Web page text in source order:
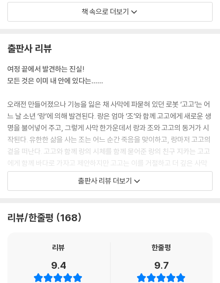
랑의 말에 나는 마음이 없다고 대답했고, 랑은 아니라고 고개를 저었다.
‘마음은 목적이야. 네 목적에 가장 빨리 닿으려고 애쓰는 게 마음이야.’
마음에 드는 걸 가지라던 랑의 질문에 대한 옳은 선택은 내 목적을 이루기
위한 선택이었으면 된다는, 너무 뒤늦게 해결책을 찾았다. 조개껍질 두 개,
전부 랑에게 주었으면 됐다.
나는 태어날 때부터 신성한 존재였고, 영문도 모른 채 사람들의 등에 몸에
깃든 불씨를 제거하는 그림을 그리며 자랐어. 뭣도 모르는 어린애 한 마디
로 다음 목적지를 정했고, 내가 죽은 이들의 영혼을 사후세계에 안전히 안
내할 거라고 믿었지. 희망을 얻기 위해서. 나는 그 역할만 하면 됐어. 그래
서 아무 말이나 자신 있게 던졌지. 힘이 된다면, 그래서 살아갈 수 있다면
진실 따위 다 무슨 소용이겠어? 배도 부르지 않고 목도 축일 수 없는 그까
짓 거. 여러 의미로 대단하지 않나? 인간이 망친 세상에서 살면서 인간을
믿는다는 게.”
고 생각해봐. 그럼 너는 누구를 흉내 내고 있는 거야? 어떤 감정을 모방하
는 거야? 인간은 사라졌고 너와 나만 남았다면.”
“……그…… 내 것.”
책 속으로 더보기
출판사 리뷰
여정 끝에서 발견하는 진실!
모든 것은 이미 내 안에 있다는……
오래전 만들어졌으나 기능을 잃은 채 사막에 파묻혀 있던 로봇 ‘고고’는 어
느 날 소년 ‘랑’에 의해 발견된다. 랑은 엄마 ‘조’와 함께 고고에게 새로운 생
명을 불어넣어 주고, 그렇게 사막 한가운데서 랑과 조와 고고의 동거가 시
작된다. 유한한 삶을 사는 조는 어느 순간 죽음을 맞이하고, 랑마저 고고의
곁을 떠난다. 고고와 함께 랑의 시체를 함께 묻어준 랑의 친구 지카는 고고
에게 함께 바다로 가자고 제안하지만 고고는 이를 거절하고 더 깊은 사막
한가운데로 홀로 떠난다.
다. 고고는 홀로 떠난 길에서 인간과 로봇, 외계인을 차례로 만나며 동행을
자기만의 방식으로 랑을 애도한다. 그 가운데 반복적으로 떠오르는 알 수
인지 곧 깨닫고 묵묵히 가고자 하는 곳으로 걸어간다.
출판사 리뷰 더보기
리뷰/한줄평 168
리뷰
9.4
한줄평
9.7